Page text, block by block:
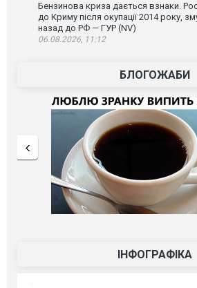
Бензинова криза дається взнаки.
до Криму після окупації 2014 року,
назад до РФ — ГУР (NV)
06.08.2026, 11:12
БЛОГОЖАБИ
ІНФОГРАФІКА